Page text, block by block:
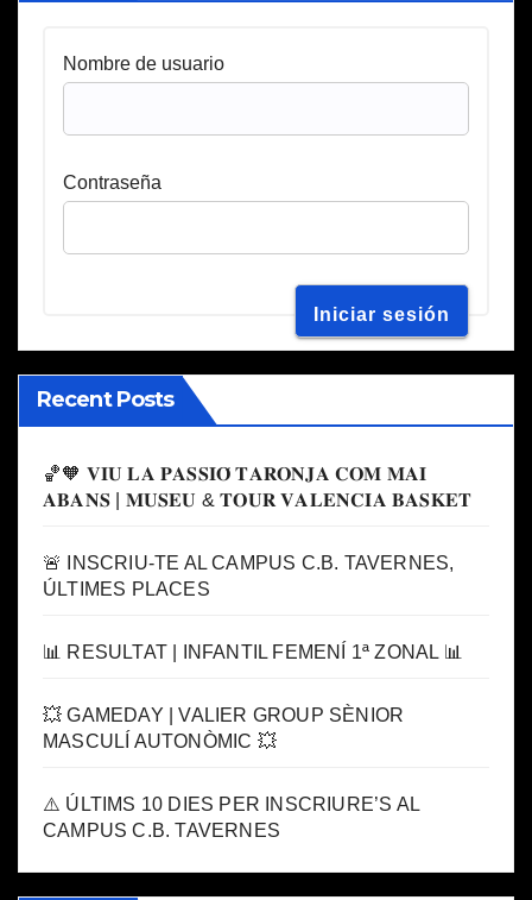
Nombre de usuario
Contraseña
Recent Posts
🏀🧡 𝐕𝐈𝐔 𝐋𝐀 𝐏𝐀𝐒𝐒𝐈𝐎́ 𝐓𝐀𝐑𝐎𝐍𝐉𝐀 𝐂𝐎𝐌 𝐌𝐀𝐈
𝐀𝐁𝐀𝐍𝐒 | 𝐌𝐔𝐒𝐄𝐔 & 𝐓𝐎𝐔𝐑 𝐕𝐀𝐋𝐄𝐍𝐂𝐈𝐀 𝐁𝐀𝐒𝐊𝐄𝐓
🚨 INSCRIU-TE AL CAMPUS C.B. TAVERNES,
ÚLTIMES PLACES
📊 RESULTAT | INFANTIL FEMENÍ 1ª ZONAL 📊
💥 GAMEDAY | VALIER GROUP SÈNIOR
MASCULÍ AUTONÒMIC 💥
⚠️ ÚLTIMS 10 DIES PER INSCRIURE’S AL
CAMPUS C.B. TAVERNES